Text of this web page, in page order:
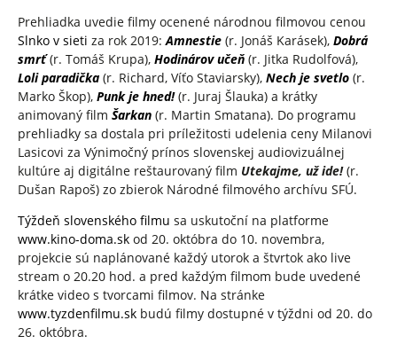
Prehliadka uvedie filmy ocenené národnou filmovou cenou
Slnko v sieti za rok 2019:Amnestie (r. Jonáš Karásek), Dobrá
smrť (r. Tomáš Krupa), Hodinárov učeň (r. Jitka Rudolfová),
Loli paradička (r. Richard, Víťo Staviarsky), Nech je svetlo (r.
Marko Škop), Punk je hned!(r. Juraj Šlauka) a krátky
animovaný film Šarkan (r. Martin Smatana). Do programu
prehliadky sa dostala pri príležitosti udelenia ceny Milanovi
Lasicovi za Výnimočný prínos slovenskej audiovizuálnej
kultúre aj digitálne reštaurovaný film Utekajme, už ide!(r.
Dušan Rapoš) zo zbierok Národné filmového archívu SFÚ.
Týždeň slovenského filmu sa uskutoční na platforme
www.kino-doma.sk od 20. októbra do 10. novembra,
projekcie sú naplánované každý utorok a štvrtok ako live
stream o 20.20 hod. a pred každým filmom bude uvedené
krátke video s tvorcami filmov. Na stránke
www.tyzdenfilmu.sk budú filmy dostupné v týždni od 20. do
26. októbra.